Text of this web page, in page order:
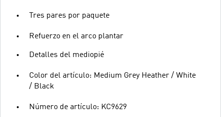
Tres pares por paquete
Refuerzo en el arco plantar
Detalles del mediopié
Color del artículo: Medium Grey Heather / White
/ Black
Número de artículo: KC9629